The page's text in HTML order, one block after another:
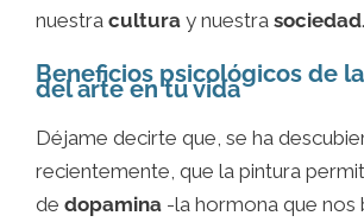
nuestra cultura y nuestra sociedad.
Beneficios psicológicos de
del arte en tu vida
Déjame decirte que, se ha
recientemente, que la pintura
de dopamina -la hormona que nos